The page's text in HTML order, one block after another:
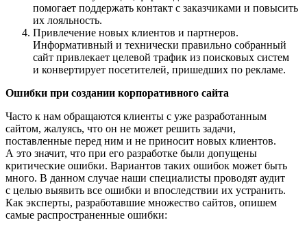
помогает поддержать контакт с заказчиками и повысить
их лояльность.
Привлечение новых клиентов и партнеров.
Информативный и технически правильно собранный
сайт привлекает целевой трафик из поисковых систем
и конвертирует посетителей, пришедших по рекламе.
Ошибки при создании корпоративного сайта
Часто к нам обращаются клиенты с уже разработанным
сайтом, жалуясь, что он не может решить задачи,
поставленные перед ним и не приносит новых клиентов.
А это значит, что при его разработке были допущены
критические ошибки. Вариантов таких ошибок может быть
много. В данном случае наши специалисты проводят аудит
с целью выявить все ошибки и впоследствии их устранить.
Как эксперты, разработавшие множество сайтов, опишем
самые распространенные ошибки: